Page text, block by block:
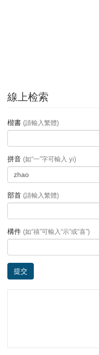
線上检索
楷書 (請輸入繁體)
拼音 (如“一”字可輸入 yi)
部首 (請輸入繁體)
構件 (如“禧”可輸入“示”或“喜”)
提交